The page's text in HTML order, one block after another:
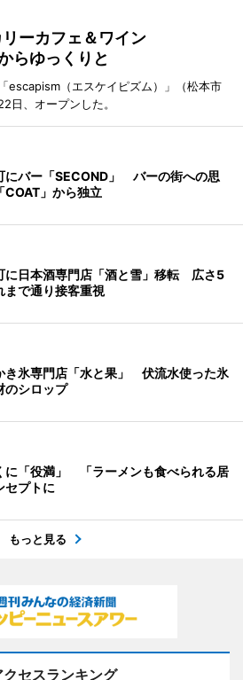
ーカフェ＆ワイン
らゆっくりと
escapism（エスケイピズム）」（松本市
日、オープンした。
にバー「SECOND」 バーの街への思
COAT」から独立
に日本酒専門店「酒と雪」移転 広さ5
まで通り接客重視
き氷専門店「水と果」 伏流水使った氷
のシロップ
に「役満」 「ラーメンも食べられる居
セプトに
もっと見る
クセスランキング